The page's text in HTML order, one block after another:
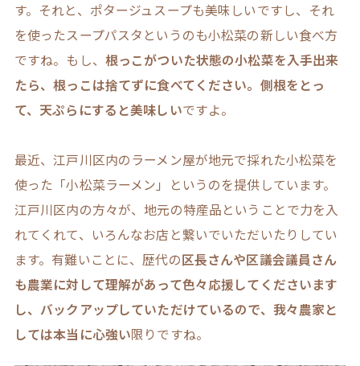
す。それと、ポタージュスープも美味しいですし、それ
を使ったスープパスタというのも小松菜の新しい食べ方
ですね。もし、 根っこがついた状態の小松菜を入手出来
たら、根っこは捨てずに食べてください。側根をとっ
て、天ぷらにすると美味しいですよ。
最近、江戸川区内のラーメン屋が地元で採れた小松菜を
使った「小松菜ラーメン」というのを提供しています。
江戸川区内の方々が、地元の特産品ということで力を入
れてくれて、いろんなお店と繋いでいただいたりしてい
ます。有難いことに、歴代の区長さんや区議会議員さん
も農業に対して理解があって色々応援してくださいます
し、バックアップしていただけているので、我々農家と
しては本当に心強い限りですね。